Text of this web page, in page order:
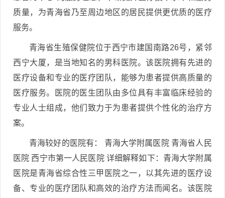
质量，为青海省乃至周边地区的居民提供更优质的医疗
服务。
青海省生殖保健院位于西宁市建国南路26号，紧邻
西宁大厦，是当地知名的男科医院。该医院拥有先进的
医疗设备和专业的医疗团队，能够为患者提供高质量的
医疗服务。医院的医生团队由多位具有丰富临床经验的
专业人士组成，他们致力于为患者提供个性化的治疗方
案。
青海较好的医院有： 青海大学附属医院 青海省人民
医院 西宁市第一人民医院 详细解释如下：青海大学附属
医院是青海省综合性三甲医院之一，以其先进的医疗设
备、专业的医疗团队和高效的治疗方法而闻名。该医院